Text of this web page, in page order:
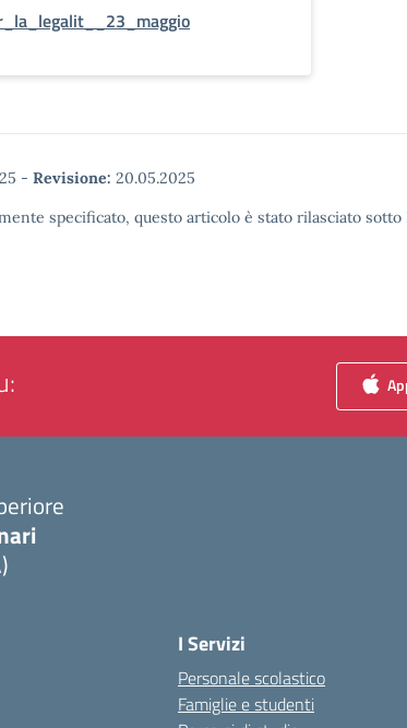
- Revisione: 20.05.2025
specificato, questo articolo è stato rilasciato
I Servizi
Personale scolastico
Famiglie e studenti